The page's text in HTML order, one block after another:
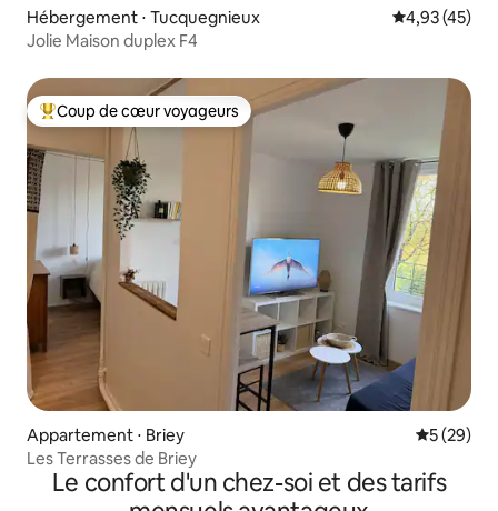
Hébergement ⋅ Tucquegnieux Évaluation
4,93 (45)
Jolie Maison duplex F4
Coups de cœur voyageurs les plus appréciés
Coup de cœur voyageurs
Appartement ⋅ Briey
5 (29)
Les Terrasses de Briey
Le confort d'un chez-soi et des tarifs